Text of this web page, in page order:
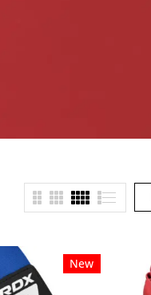
New